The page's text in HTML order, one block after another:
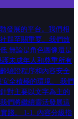
發展的平台。我們相
群至關重要。我們致
,無論是角色圖像還是
未成年人和尊重所有
驗證程序和內容安全
全積極的環境。 我們
對主要以文字為主的
們將繼續靈活發展這
踐。 1-1. 內容分級指